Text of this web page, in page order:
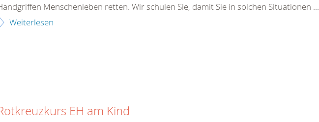
Menschenleben retten. Wir schulen Sie, damit Sie in solchen Situationen ...
Weiterlesen
EH am Kind